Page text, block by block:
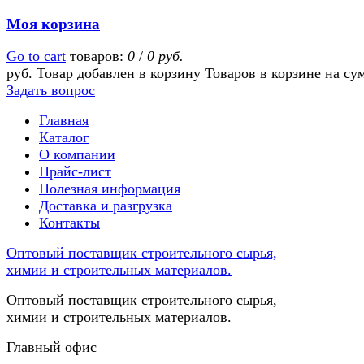
Моя корзина
Go to cart товаров: 0 / 0 руб.
руб. Товар добавлен в корзину Товаров в корзине на
Задать вопрос
Главная
Каталог
О компании
Прайс-лист
Полезная информация
Доставка и разгрузка
Контакты
Оптовый поставщик строительного сырья,
химии и строительных материалов.
Оптовый поставщик строительного сырья,
химии и строительных материалов.
Главный офис